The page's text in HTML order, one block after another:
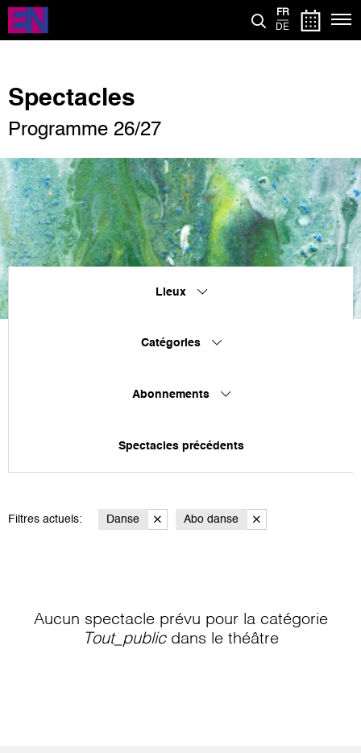
Aller
contenu
FR
DE
Spectacles
Programme 26/27
Lieux
Catégories
Abonnements
Spectacles précédents
Filtres actuels: Danse Abo danse
Aucun spectacle prévu pour la catégorie
Tout_publicdans le théâtre